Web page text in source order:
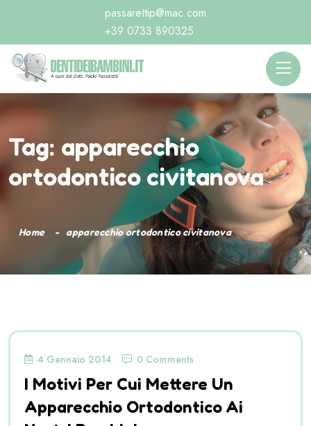
passarettip@mac.com
+39 0733 890325
Tag: apparecchio
ortodontico civitanova
Home apparecchio ortodontico civitanova
4 Gennaio 2014 0 Comments
I Motivi Per Cui Mettere Un
Apparecchio Ortodontico Ai